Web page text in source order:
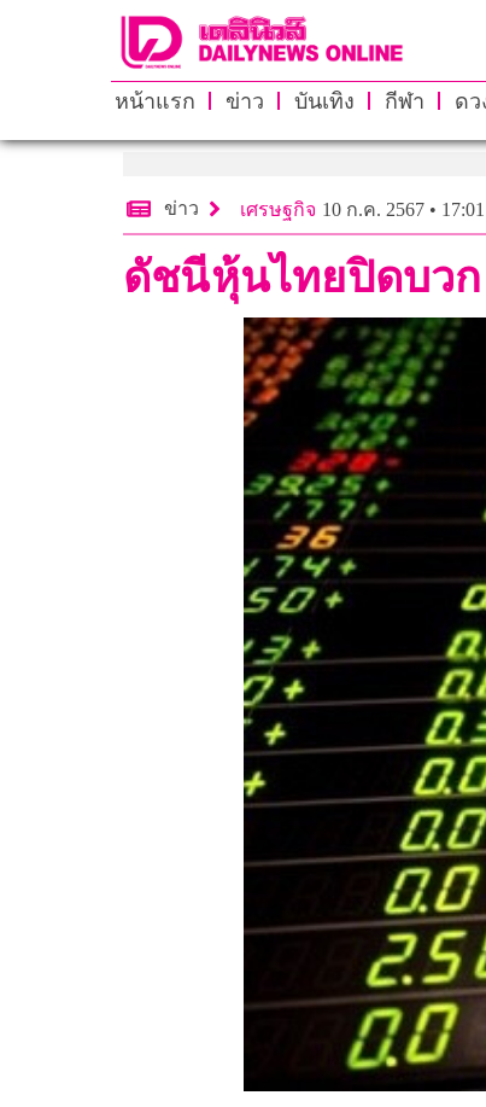
หน้าแรก ข่าว บันเทิง กีฬา ดว
ข่าว เศรษฐกิจ 10 ก.ค. 2567 •
ดัชนีหุ้นไทยปิดบวก